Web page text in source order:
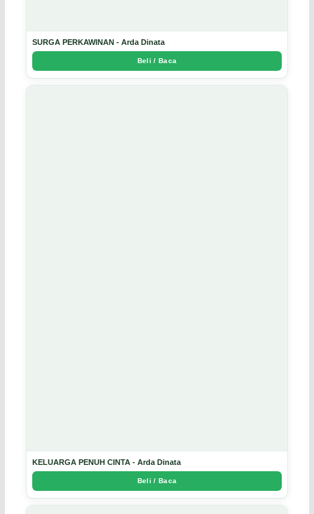
SURGA PERKAWINAN - Arda Dinata
Beli / Baca
KELUARGA PENUH CINTA - Arda Dinata
Beli / Baca